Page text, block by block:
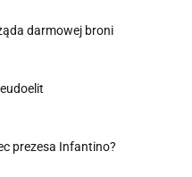
darmowej broni
prezesa Infantino?